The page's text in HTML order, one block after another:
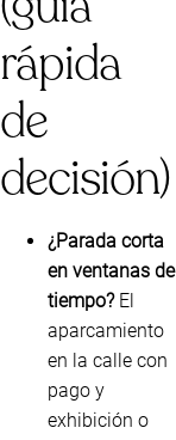
rápida
de
decisión)
¿Parada corta
en ventanas de
tiempo?El
aparcamiento
en la calle con
pago y
exhibición o